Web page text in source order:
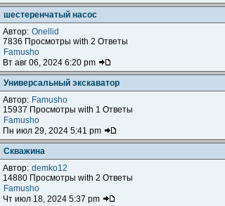
шестеренчатый насос
Автор: Onellid
7836 Просмотры with 2 Ответы
Famusho
Вт авг 06, 2024 6:20 pm
Универсальный экскаватор
Автор: Famusho
15937 Просмотры with 1 Ответы
Famusho
Пн июл 29, 2024 5:41 pm
Скважина
Автор: demko12
14880 Просмотры with 2 Ответы
Famusho
Чт июл 18, 2024 5:37 pm